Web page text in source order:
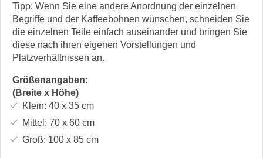
Tipp: Wenn Sie eine andere Anordnung der einzelnen
Begriffe und der Kaffeebohnen wünschen, schneiden Sie
die einzelnen Teile einfach auseinander und bringen Sie
diese nach ihren eigenen Vorstellungen und
Platzverhältnissen an.
Größenangaben:
(Breite x Höhe)
Klein: 40 x 35cm
Mittel: 70 x 60cm
Groß: 100 x 85cm